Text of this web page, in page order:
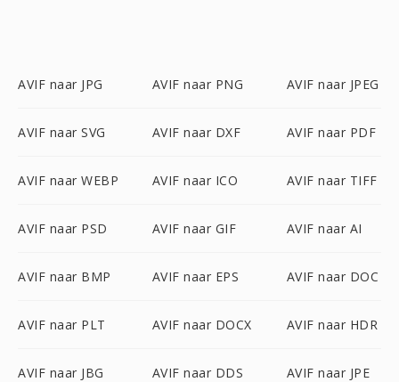
AVIF naar JPG AVIF naar PNG AVIF naar JPEG
AVIF naar SVG AVIF naar DXF AVIF naar PDF
AVIF naar WEBP AVIF naar ICO AVIF naar TIFF
AVIF naar PSD AVIF naar GIF AVIF naar AI
AVIF naar BMP AVIF naar EPS AVIF naar DOC
AVIF naar PLT AVIF naar DOCX AVIF naar HDR
AVIF naar JBG AVIF naar DDS AVIF naar JPE